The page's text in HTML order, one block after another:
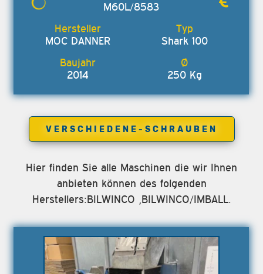
M60L/8583
MOC DANNER Shark 100
2014 250 Kg
VERSCHIEDENE-SCHRAUBEN
Hier finden Sie alle Maschinen die wir Ihnen
anbieten können des folgenden
Herstellers:BILWINCO ,BILWINCO/IMBALL.